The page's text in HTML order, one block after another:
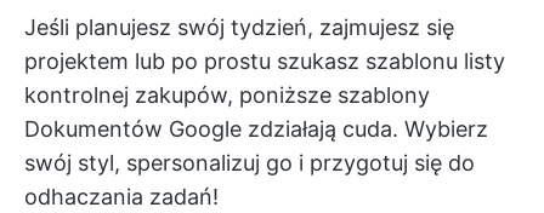
Jeśli planujesz swój tydzień, zajmujesz się
projektem lub po prostu szukasz szablonu listy
kontrolnej zakupów, poniższe szablony
Dokumentów Google zdziałają cuda. Wybierz
swój styl, spersonalizuj go i przygotuj się do
odhaczania zadań!